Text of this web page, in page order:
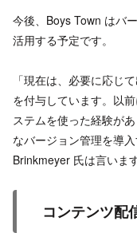
今後、Boys Town はバ
活用する予定です。
「現在は、必要に応じ
を付与しています。以
ステムを使った経験が
なバージョン管理を導
Brinkmeyer 氏は言います
コンテンツ配